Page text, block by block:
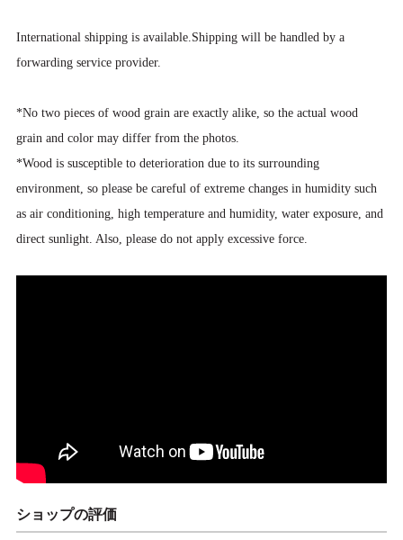
International shipping is available.Shipping will be handled by a
forwarding service provider.
*No two pieces of wood grain are exactly alike, so the actual wood
grain and color may differ from the photos.
*Wood is susceptible to deterioration due to its surrounding
environment, so please be careful of extreme changes in humidity such
as air conditioning, high temperature and humidity, water exposure, and
direct sunlight. Also, please do not apply excessive force.
ショップの評価